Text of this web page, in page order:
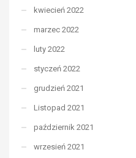
kwiecień 2022
marzec 2022
luty 2022
styczeń 2022
grudzień 2021
Listopad 2021
październik 2021
wrzesień 2021